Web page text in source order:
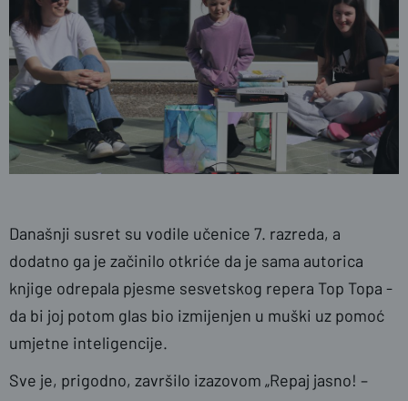
Današnji susret su vodile učenice 7. razreda, a
dodatno ga je začinilo otkriće da je sama autorica
knjige odrepala pjesme sesvetskog repera Top Topa -
da bi joj potom glas bio izmijenjen u muški uz pomoć
umjetne inteligencije.
Sve je, prigodno, završilo izazovom „Repaj jasno! –